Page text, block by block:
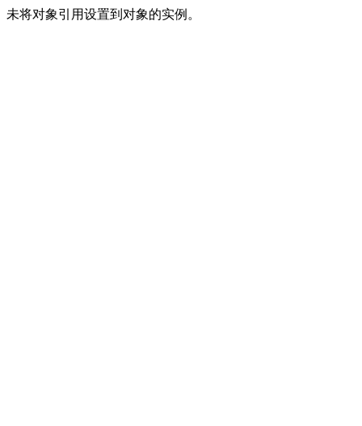
未将对象引用设置到对象的实例。